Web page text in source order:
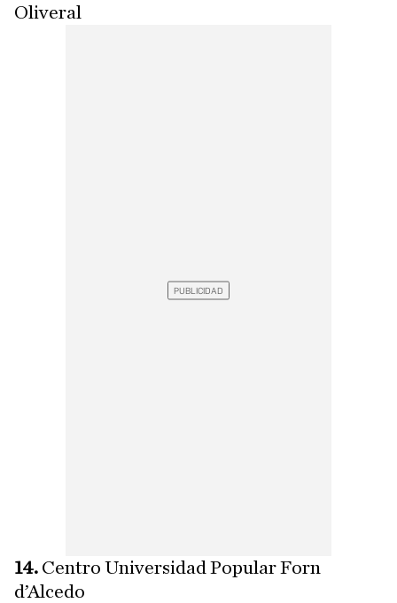
Oliveral
14. Centro Universidad Popular Forn
d’Alcedo